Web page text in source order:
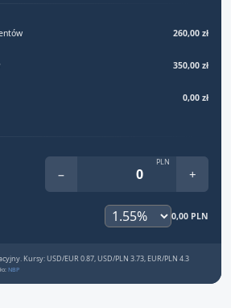
260,00 zł
350,00 zł
0,00 zł
−
PLN
+
0,00 PLN
Kursy: USD/EUR 0.87, USD/PLN 3.73, EUR/PLN 4.3
NBP